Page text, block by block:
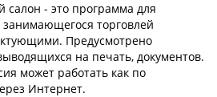
- это программа для
торговлей
Предусмотрено
на печать, документов.
может работать как по
Интернет.